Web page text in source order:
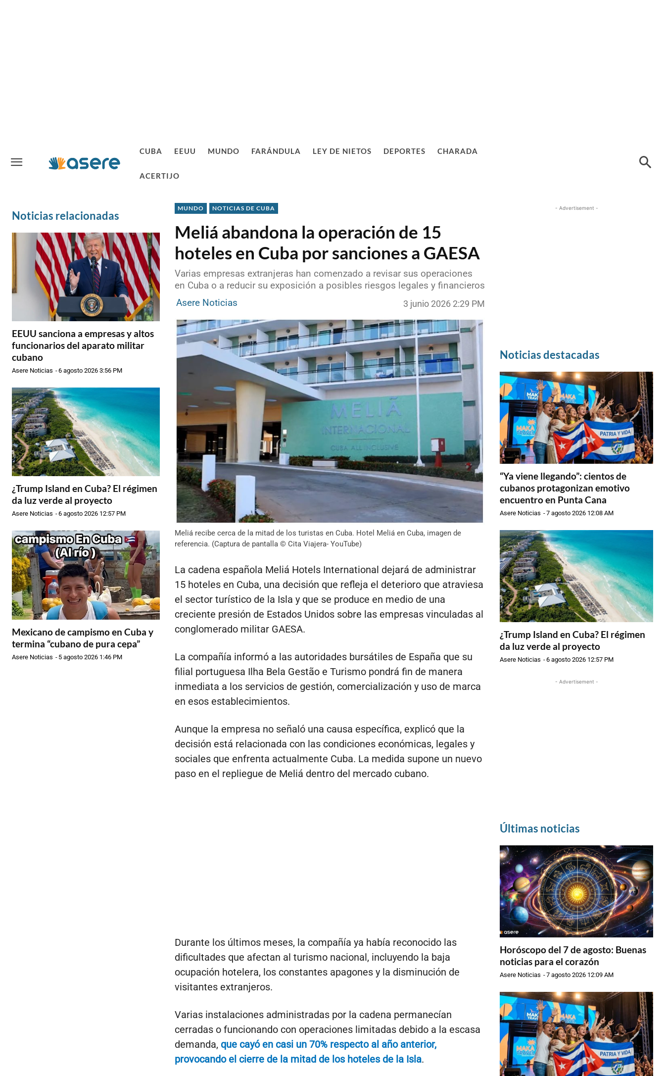
CUBA EEUU MUNDO FARÁNDULA LEY DE NIETOS DEPORTES CHARADA
ACERTIJO
Noticias relacionadas
EEUU sanciona a empresas y altos
funcionarios del aparato militar
cubano
Asere Noticias -6 agosto 2026 3:56 PM
¿Trump Island en Cuba? El régimen
da luz verde al proyecto
Asere Noticias -6 agosto 2026 12:57 PM
Mexicano de campismo en Cuba y
termina “cubano de pura cepa”
Asere Noticias - 5 agosto 2026 1:46 PM
MUNDO NOTICIAS DE CUBA
Meliá abandona la operación de 15
hoteles en Cuba por sanciones a GAESA
Varias empresas extranjeras han comenzado a revisar sus operaciones
en Cuba o a reducir su exposición a posibles riesgos legales y financieros
Asere Noticias
3 junio 2026 2:29 PM
Meliá recibe cerca de la mitad de los turistas en Cuba. Hotel Meliá en Cuba, imagen de
referencia. (Captura de pantalla © Cita Viajera- YouTube)
La cadena española Meliá Hotels International dejará de administrar
15 hoteles en Cuba, una decisión que refleja el deterioro que atraviesa
el sector turístico de la Isla y que se produce en medio de una
creciente presión de Estados Unidos sobre las empresas vinculadas al
conglomerado militar GAESA.
La compañía informó a las autoridades bursátiles de España que su
filial portuguesa Ilha Bela Gestão e Turismo pondrá fin de manera
inmediata a los servicios de gestión, comercialización y uso de marca
en esos establecimientos.
Aunque la empresa no señaló una causa específica, explicó que la
decisión está relacionada con las condiciones económicas, legales y
sociales que enfrenta actualmente Cuba. La medida supone un nuevo
paso en el repliegue de Meliá dentro del mercado cubano.
Durante los últimos meses, la compañía ya había reconocido las
dificultades que afectan al turismo nacional, incluyendo la baja
ocupación hotelera, los constantes apagones y la disminución de
visitantes extranjeros.
Varias instalaciones administradas por la cadena permanecían
cerradas o funcionando con operaciones limitadas debido a la escasa
demanda, que cayó en casi un 70% respecto al año anterior,
provocando el cierre de la mitad de los hoteles de la Isla.
- Advertisement -
Noticias destacadas
“Ya viene llegando”: cientos de
cubanos protagonizan emotivo
encuentro en Punta Cana
Asere Noticias -7 agosto 2026 12:08 AM
¿Trump Island en Cuba? El régimen
da luz verde al proyecto
Asere Noticias -6 agosto 2026 12:57 PM
- Advertisement -
Últimas noticias
Horóscopo del 7 de agosto: Buenas
noticias para el corazón
Asere Noticias -7 agosto 2026 12:09 AM